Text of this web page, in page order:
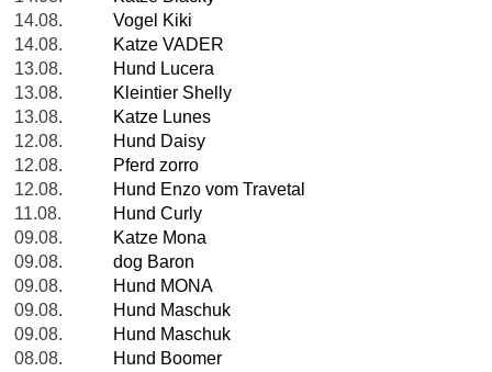
14.08.
Vogel Kiki
14.08.
Katze VADER
13.08.
Hund Lucera
13.08.
Kleintier Shelly
13.08.
Katze Lunes
12.08.
Hund Daisy
12.08.
Pferd zorro
12.08.
Hund Enzo vom Travetal
11.08.
Hund Curly
09.08.
Katze Mona
09.08.
dog Baron
09.08.
Hund MONA
09.08.
Hund Maschuk
09.08.
Hund Maschuk
08.08.
Hund Boomer